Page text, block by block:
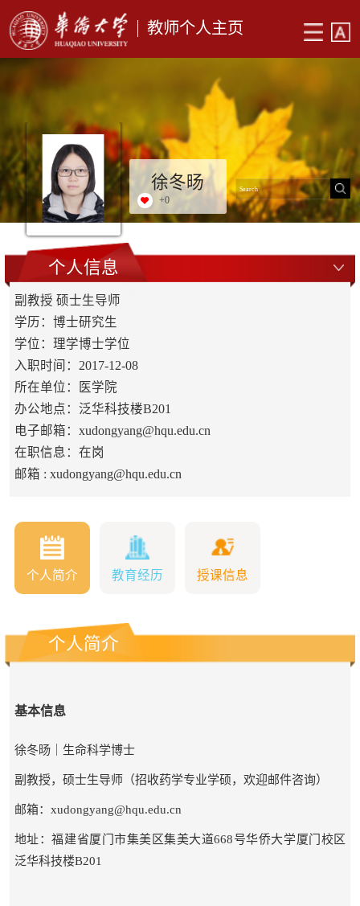
教师个人主页
徐冬旸
+0
个人信息
副教授 硕士生导师
学历：博士研究生
学位：理学博士学位
入职时间：2017-12-08
所在单位：医学院
办公地点：泛华科技楼B201
电子邮箱： xudongyang@hqu.edu.cn
在职信息：在岗
邮箱 : xudongyang@hqu.edu.cn
个人简介 教育经历 授课信息
个人简介
基本信息
徐冬旸｜生命科学博士
副教授，硕士生导师（招收药学专业学硕，欢迎邮件咨询）
邮箱： xudongyang@hqu.edu.cn
地址：福建省厦门市集美区集美大道668号华侨大学厦门校区
泛华科技楼B201